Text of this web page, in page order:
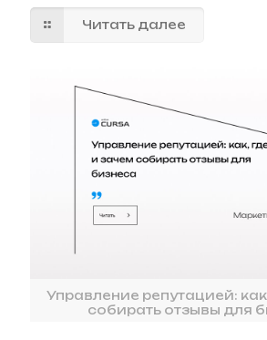
Читать далее
Управление репутацией:
собирать отзывы для